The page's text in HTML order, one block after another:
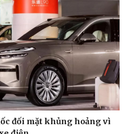
đối mặt khủng hoảng vì